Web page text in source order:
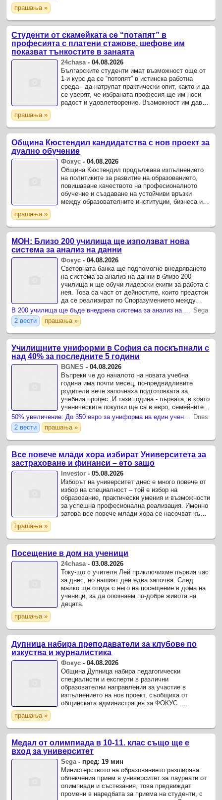
прашања »
Студенти от скамейката се “потапят” в
професията с платени стажове, шефове им
показват тънкостите в занаята
24chasa-04.08.2026
Българските студенти имат възможност още от
1-и курс да се “потопят” в истинска работна
среда - да натрупат практически опит, както и да
се уверят, че избраната професия ще им носи
радост и удовлетворение. Възможност им дава
прашања »
Община Кюстендил кандидатства с нов проект за
дуално обучение
Фокус -04.08.2026
Община Кюстендил продължава изпълнението
на политиките за развитие на образованието,
повишаване качеството на професионалното
обучение и създаване на устойчиви връзки
между образователните институции, бизнеса и
прашања »
МОН: Близо 200 училища ще използват нова
система за анализ на данни
Фокус -04.08.2026
Световната банка ще подпомогне внедряването
на система за анализ на данни в близо 200
училища и ще обучи лидерски екипи за работа с
нея. Това са част от дейностите, които предстои
да се реализират по Споразумението между
МОН и международната финансова институция
за подпомагане ...
Sega
2 вести
прашања »
Училищните униформи в София са поскъпнали с
над 40% за последните 5 години
BGNES -04.08.2026
Въпреки че до началото на новата учебна
година има почти месец, по-предвидливите
родители вече започнаха подготовката за
учебния процес. И тази година - първата, в която
ученическите покупки ще са в евро, семейните
бюджети ще бъдат поставени на изпитание.
50% увеличение: До 350 евро за униформа на един ученик в София Dnes
2 вести
прашања »
Все повече млади хора избират Университета за
застраховане и финанси – ето защо
Investor -05.08.2026
Изборът на университет днес е много повече от
избор на специалност – той е избор на
образование, практически умения и възможности
за успешна професионална реализация. Именно
затова все повече млади хора се насочват към
прашања »
Посещение в дом на ученици
24chasa-03.08.2026
Току-що с учителя Лей приключихме първия час
за днес, но нашият ден едва започва. След
малко ще отида с него на посещение в дома на
ученици, за да опознаем по-добре живота на
децата.
прашања »
Дупница набира преподаватели за клубове по
изкуства и журналистика
Фокус -04.08.2026
Община Дупница набира педагогически
специалисти и експерти в различни
образователни направления за участие в
изпълнението на нов проект, съобщиха от
общинската администрация за ФОКУС .
...
прашања »
Медал от олимпиада в 10-11. клас също ще е
вход за университет
Sega - пред: 19 мин
Министерството на образованието разширява
облекчения прием в университет за лауреати от
олимпиади и състезания, това предвиждат
промени в наредбата за приема на студенти, с